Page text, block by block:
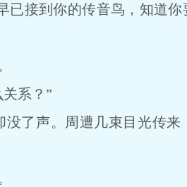
接到你的传音鸟，知道你
系？”
声。周遭几束目光传来